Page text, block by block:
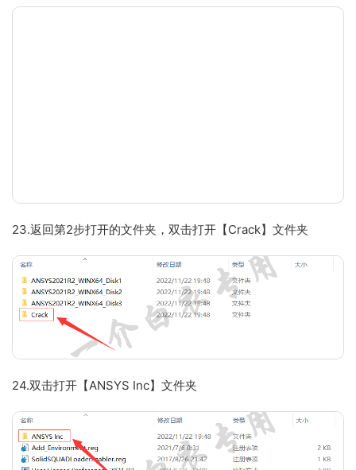
23.返回第2步打开的文件夹，双击打开【Crack】文件夹
24.双击打开【ANSYS Inc】文件夹